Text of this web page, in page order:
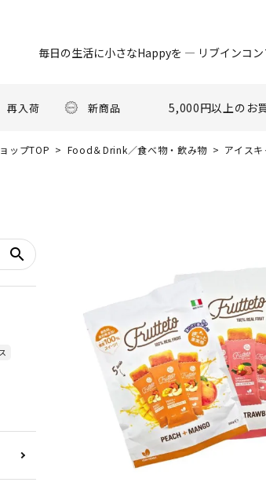
毎日の生活に小さなHappyを ― リブインコ
再入荷 新商品 5,000円以上のお
ップTOP Food＆Drink／食べ物・飲み物 アイス
search